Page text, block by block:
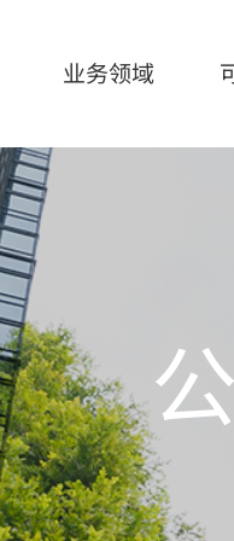
业务领域
可持续经营
ESG经营
环境
社会
治理
报告书